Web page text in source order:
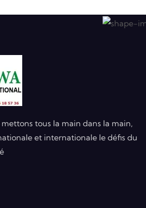
tous la main dans la main,
et internationale le défis du